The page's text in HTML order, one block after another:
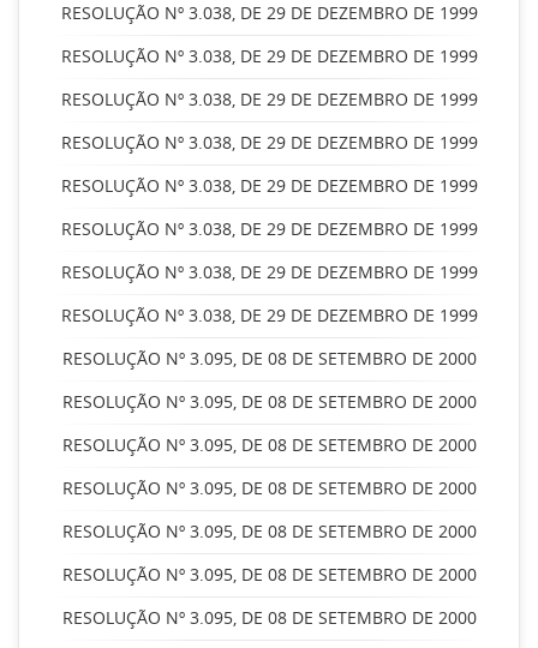
RESOLUÇÃO Nº 3.038, DE 29 DE DEZEMBRO DE 1999
RESOLUÇÃO Nº 3.038, DE 29 DE DEZEMBRO DE 1999
RESOLUÇÃO Nº 3.038, DE 29 DE DEZEMBRO DE 1999
RESOLUÇÃO Nº 3.038, DE 29 DE DEZEMBRO DE 1999
RESOLUÇÃO Nº 3.038, DE 29 DE DEZEMBRO DE 1999
RESOLUÇÃO Nº 3.038, DE 29 DE DEZEMBRO DE 1999
RESOLUÇÃO Nº 3.038, DE 29 DE DEZEMBRO DE 1999
RESOLUÇÃO Nº 3.038, DE 29 DE DEZEMBRO DE 1999
RESOLUÇÃO Nº 3.095, DE 08 DE SETEMBRO DE 2000
RESOLUÇÃO Nº 3.095, DE 08 DE SETEMBRO DE 2000
RESOLUÇÃO Nº 3.095, DE 08 DE SETEMBRO DE 2000
RESOLUÇÃO Nº 3.095, DE 08 DE SETEMBRO DE 2000
RESOLUÇÃO Nº 3.095, DE 08 DE SETEMBRO DE 2000
RESOLUÇÃO Nº 3.095, DE 08 DE SETEMBRO DE 2000
RESOLUÇÃO Nº 3.095, DE 08 DE SETEMBRO DE 2000